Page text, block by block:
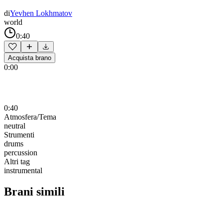
diYevhen Lokhmatov
world
0:40
Acquista brano
0:00
0:40
Atmosfera/Tema
neutral
Strumenti
drums
percussion
Altri tag
instrumental
Brani simili